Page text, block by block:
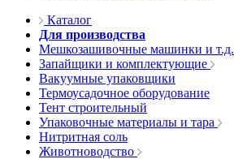
Каталог
Для производства
Мешкозашивочные машинки и т.д.
Запайщики и комплектующие
Вакуумные упаковщики
Термоусадочное оборудование
Тент строительный
Упаковочные материалы и тара
Нитритная соль
Животноводство